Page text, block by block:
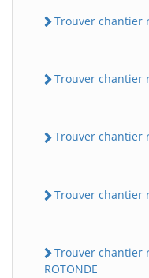
Trouver chantier
Trouver chantier
Trouver chantier
Trouver chantier
Trouver chantier
ROTONDE